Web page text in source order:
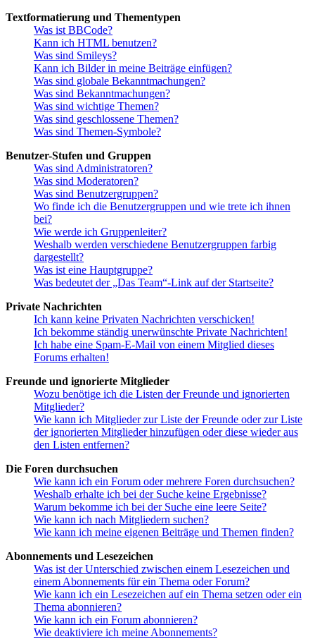
Textformatierung und Thementypen
Was ist BBCode?
Kann ich HTML benutzen?
Was sind Smileys?
Kann ich Bilder in meine Beiträge einfügen?
Was sind globale Bekanntmachungen?
Was sind Bekanntmachungen?
Was sind wichtige Themen?
Was sind geschlossene Themen?
Was sind Themen-Symbole?
Benutzer-Stufen und Gruppen
Was sind Administratoren?
Was sind Moderatoren?
Was sind Benutzergruppen?
Wo finde ich die Benutzergruppen und wie trete ich ihnen
bei?
Wie werde ich Gruppenleiter?
Weshalb werden verschiedene Benutzergruppen farbig
dargestellt?
Was ist eine Hauptgruppe?
Was bedeutet der „Das Team“-Link auf der Startseite?
Private Nachrichten
Ich kann keine Privaten Nachrichten verschicken!
Ich bekomme ständig unerwünschte Private Nachrichten!
Ich habe eine Spam-E-Mail von einem Mitglied dieses
Forums erhalten!
Freunde und ignorierte Mitglieder
Wozu benötige ich die Listen der Freunde und ignorierten
Mitglieder?
Wie kann ich Mitglieder zur Liste der Freunde oder zur Liste
der ignorierten Mitglieder hinzufügen oder diese wieder aus
den Listen entfernen?
Die Foren durchsuchen
Wie kann ich ein Forum oder mehrere Foren durchsuchen?
Weshalb erhalte ich bei der Suche keine Ergebnisse?
Warum bekomme ich bei der Suche eine leere Seite?
Wie kann ich nach Mitgliedern suchen?
Wie kann ich meine eigenen Beiträge und Themen finden?
Abonnements und Lesezeichen
Was ist der Unterschied zwischen einem Lesezeichen und
einem Abonnements für ein Thema oder Forum?
Wie kann ich ein Lesezeichen auf ein Thema setzen oder ein
Thema abonnieren?
Wie kann ich ein Forum abonnieren?
Wie deaktiviere ich meine Abonnements?